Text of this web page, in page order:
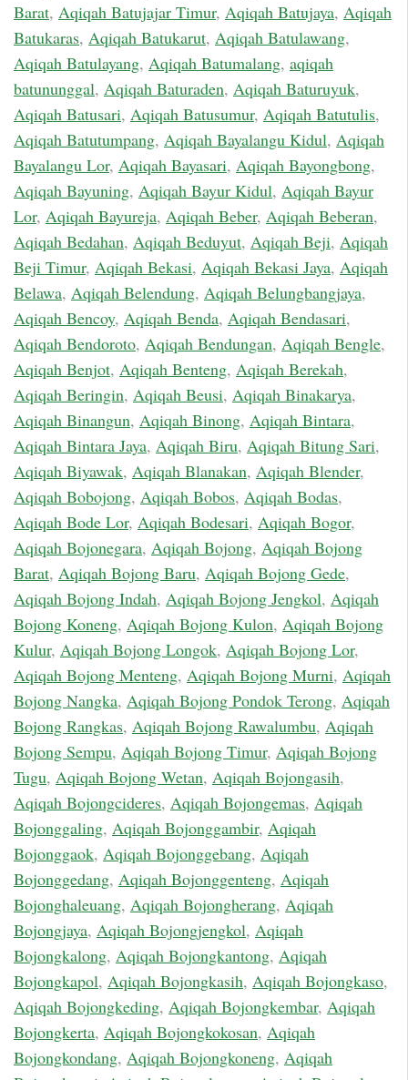
Barat, Aqiqah Batujajar Timur, Aqiqah Batujaya, Aqiqah
Batukaras, Aqiqah Batukarut, Aqiqah Batulawang,
Aqiqah Batulayang, Aqiqah Batumalang, aqiqah
batununggal, Aqiqah Baturaden, Aqiqah Baturuyuk,
Aqiqah Batusari, Aqiqah Batusumur, Aqiqah Batutulis,
Aqiqah Batutumpang, Aqiqah Bayalangu Kidul, Aqiqah
Bayalangu Lor, Aqiqah Bayasari, Aqiqah Bayongbong,
Aqiqah Bayuning, Aqiqah Bayur Kidul, Aqiqah Bayur
Lor, Aqiqah Bayureja, Aqiqah Beber, Aqiqah Beberan,
Aqiqah Bedahan, Aqiqah Beduyut, Aqiqah Beji, Aqiqah
Beji Timur, Aqiqah Bekasi, Aqiqah Bekasi Jaya, Aqiqah
Belawa, Aqiqah Belendung, Aqiqah Belungbangjaya,
Aqiqah Bencoy, Aqiqah Benda, Aqiqah Bendasari,
Aqiqah Bendoroto, Aqiqah Bendungan, Aqiqah Bengle,
Aqiqah Benjot, Aqiqah Benteng, Aqiqah Berekah,
Aqiqah Beringin, Aqiqah Beusi, Aqiqah Binakarya,
Aqiqah Binangun, Aqiqah Binong, Aqiqah Bintara,
Aqiqah Bintara Jaya, Aqiqah Biru, Aqiqah Bitung Sari,
Aqiqah Biyawak, Aqiqah Blanakan, Aqiqah Blender,
Aqiqah Bobojong, Aqiqah Bobos, Aqiqah Bodas,
Aqiqah Bode Lor, Aqiqah Bodesari, Aqiqah Bogor,
Aqiqah Bojonegara, Aqiqah Bojong, Aqiqah Bojong
Barat, Aqiqah Bojong Baru, Aqiqah Bojong Gede,
Aqiqah Bojong Indah, Aqiqah Bojong Jengkol, Aqiqah
Bojong Koneng, Aqiqah Bojong Kulon, Aqiqah Bojong
Kulur, Aqiqah Bojong Longok, Aqiqah Bojong Lor,
Aqiqah Bojong Menteng, Aqiqah Bojong Murni, Aqiqah
Bojong Nangka, Aqiqah Bojong Pondok Terong, Aqiqah
Bojong Rangkas, Aqiqah Bojong Rawalumbu, Aqiqah
Bojong Sempu, Aqiqah Bojong Timur, Aqiqah Bojong
Tugu, Aqiqah Bojong Wetan, Aqiqah Bojongasih,
Aqiqah Bojongcideres, Aqiqah Bojongemas, Aqiqah
Bojonggaling, Aqiqah Bojonggambir, Aqiqah
Bojonggaok, Aqiqah Bojonggebang, Aqiqah
Bojonggedang, Aqiqah Bojonggenteng, Aqiqah
Bojonghaleuang, Aqiqah Bojongherang, Aqiqah
Bojongjaya, Aqiqah Bojongjengkol, Aqiqah
Bojongkalong, Aqiqah Bojongkantong, Aqiqah
Bojongkapol, Aqiqah Bojongkasih, Aqiqah Bojongkaso,
Aqiqah Bojongkeding, Aqiqah Bojongkembar, Aqiqah
Bojongkerta, Aqiqah Bojongkokosan, Aqiqah
Bojongkondang, Aqiqah Bojongkoneng, Aqiqah